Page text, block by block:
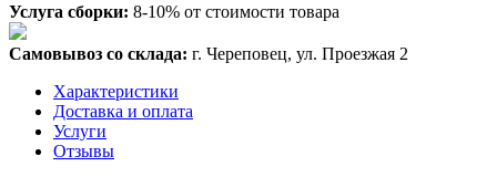
Услуга сборки: 8-10% от стоимости товара
Самовывоз со склада: г. Череповец, ул. Проезжая 2
Характеристики
Доставка и оплата
Услуги
Отзывы